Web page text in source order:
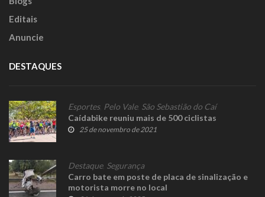
Editais
Anuncie
DESTAQUES
Esportes, Pelo Vale, São Sebastião do Caí
Caídabike reuniu mais de 500 ciclistas
25 de novembro de 2021
Destaque, Segurança
Carro bate em poste de placa de sinalização e
motorista morre no local